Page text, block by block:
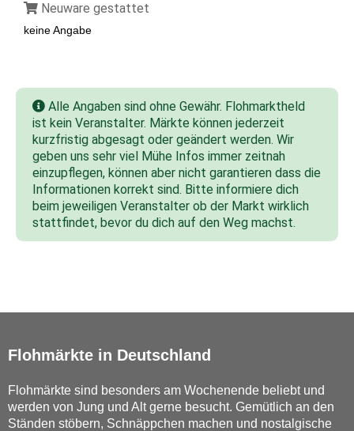
Neuware gestattet
keine Angabe
Alle Angaben sind ohne Gewähr. Flohmarktheld
ist kein Veranstalter. Märkte können jederzeit
kurzfristig abgesagt oder geändert werden. Wir
geben uns sehr viel Mühe Infos immer zeitnah
einzupflegen, können aber nicht garantieren dass die
Informationen korrekt sind. Bitte informiere dich
beim jeweiligen Veranstalter ob der Markt wirklich
stattfindet, bevor du dich auf den Weg machst.
Flohmärkte in Deutschland
Flohmärkte sind besonders am Wochenende beliebt und
werden von Jung und Alt gerne besucht. Gemütlich an den
Ständen stöbern, Schnäppchen machen und nostalgische